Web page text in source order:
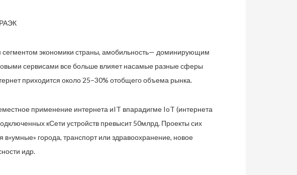
сегментом экономики страны, амобильность— доминирующим
сервисами все больше влияет насамые разные сферы
приходится около 25–30% отобщего объема рынка.
применение интернета иIT впарадигме IoT (интернета
кСети устройств превысит 50млрд. Проекты сих
в«умные» города, транспорт или здравоохранение, новое
идр.